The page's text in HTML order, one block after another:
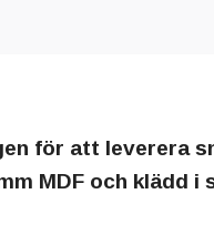
för att leverera
MDF och klädd i